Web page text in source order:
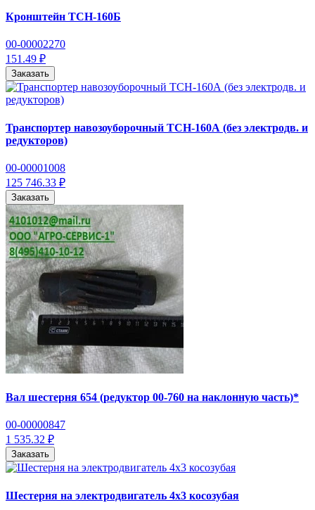
Кронштейн ТСН-160Б
00-00002270
151.49 ₽
Заказать
Транспортер навозоуборочный ТСН-160А (без электродв. и
редукторов)
00-00001008
125 746.33 ₽
Заказать
Вал шестерня 654 (редуктор 00-760 на наклонную часть)*
00-00000847
1 535.32 ₽
Заказать
Шестерня на электродвигатель 4х3 косозубая